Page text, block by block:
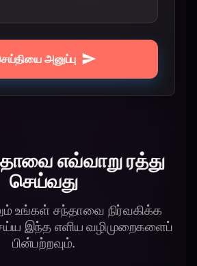
அனுப்பு
எவ்வாறு ரத்து
செய்வது
உங்கள் சந்தாவை நிர்வகிக்க
இந்த எளிய வழிமுறைகளைப்
பின்பற்றவும்.